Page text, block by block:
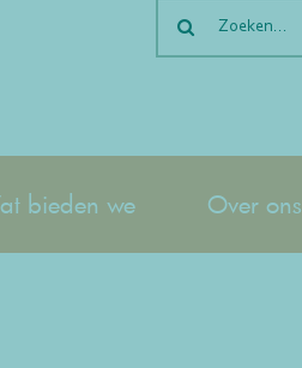
naar:
bieden we Over ons